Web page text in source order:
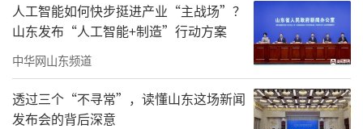
人工智能如何快步挺进产业“主战场”？
山东发布“人工智能+制造”行动方案
中华网山东频道
透过三个“不寻常”，读懂山东这场新闻
发布会的背后深意